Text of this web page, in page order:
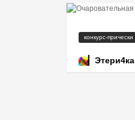
конкурс-прически
Этери4ка